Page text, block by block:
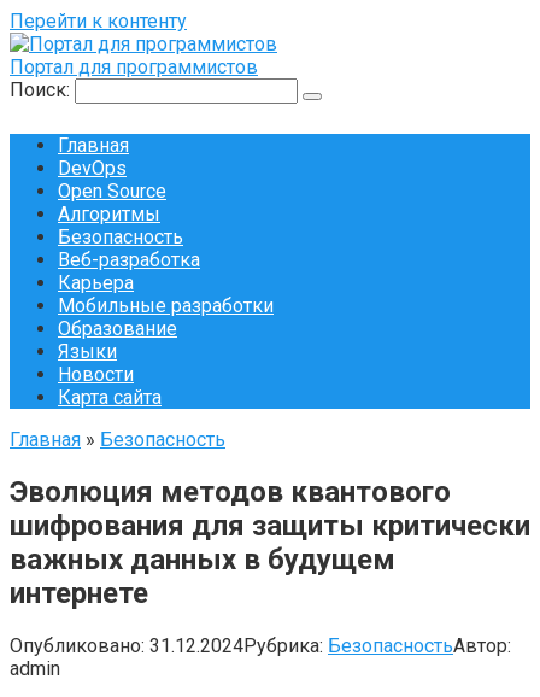
Перейти к контенту
Портал для программистов
Поиск:
Главная
DevOps
Open Source
Алгоритмы
Безопасность
Веб-разработка
Карьера
Мобильные разработки
Образование
Языки
Новости
Карта сайта
Главная » Безопасность
Эволюция методов квантового
шифрования для защиты критически
важных данных в будущем
интернете
Опубликовано: 31.12.2024Рубрика: БезопасностьАвтор:
admin